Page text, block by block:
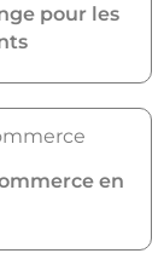
pour les
en